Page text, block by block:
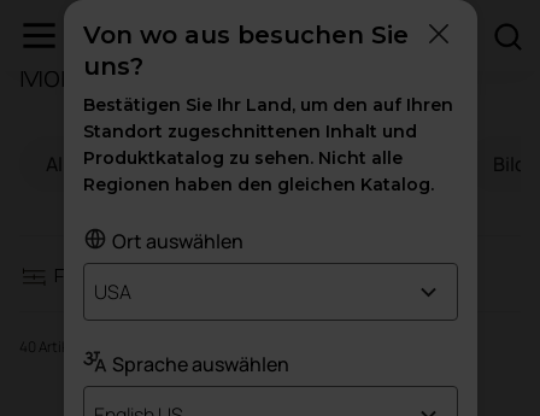
Möbel für die Hospitality-Branche
Alle Büros Gesundheitswesen
Filter
Filter
Sitzmöbel
Stauraum
40 Artikel
Von wo aus besuchen Sie
uns?
Bestätigen Sie Ihr Land, um den auf Ihren
Standort zugeschnittenen Inhalt und
Produktkatalog zu sehen. Nicht alle
Regionen haben den gleichen Katalog.
Ort auswählen
USA
Sprache auswählen